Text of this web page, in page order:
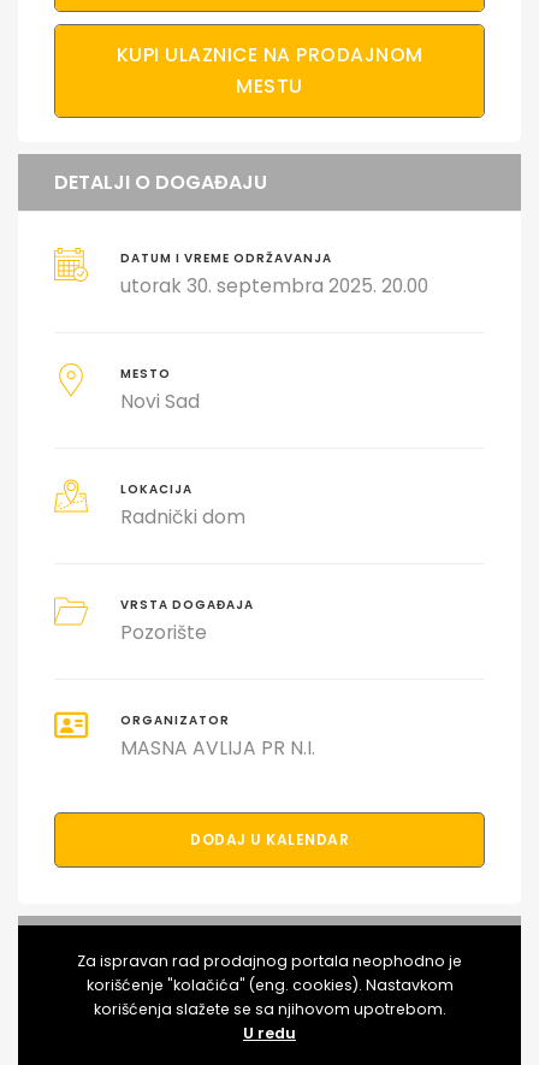
KUPI ULAZNICE NA PRODAJNOM
MESTU
DETALJI O DOGAĐAJU
DATUM I VREME ODRŽAVANJA
utorak 30. septembra 2025. 20.00
MESTO
Novi Sad
LOKACIJA
Radnički dom
VRSTA DOGAĐAJA
Pozorište
ORGANIZATOR
MASNA AVLIJA PR N.I.
DODAJ U KALENDAR
Za ispravan rad prodajnog portala neophodno je
korišćenje "kolačića" (eng. cookies). Nastavkom
korišćenja slažete se sa njihovom upotrebom.
U redu